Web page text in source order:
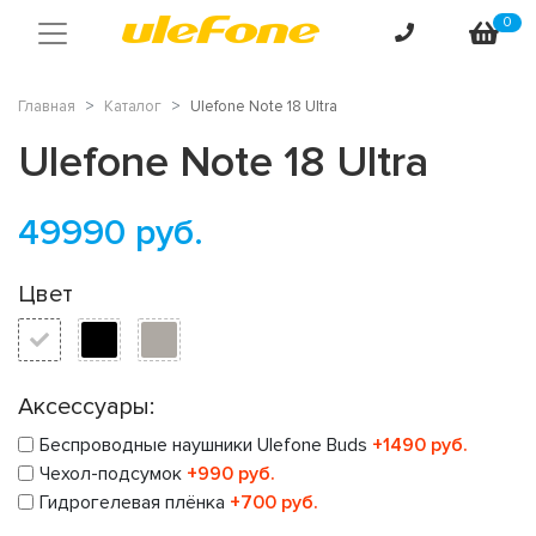
0
Главная Каталог Ulefone Note 18 Ultra
Ulefone Note 18 Ultra
49990 руб.
Цвет
Аксессуары:
Беспроводные наушники Ulefone Buds +1490 руб.
Чехол-подсумок +990 руб.
Гидрогелевая плёнка +700 руб.